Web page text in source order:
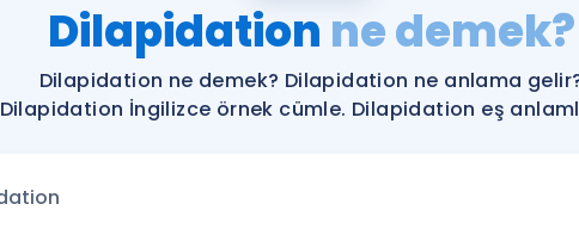
YDS ve YÖKDİL
YDS ve YÖKDİL'e
Tüm ÖSYM
Dilapidation ne demek?
Dilapidation ne demek? Dilapidation ne anlama
Dilapidation İngilizce örnek cümle. Dilapidation eş